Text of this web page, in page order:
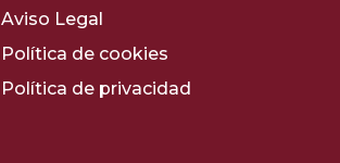
Aviso Legal
Política de cookies
Política de privacidad